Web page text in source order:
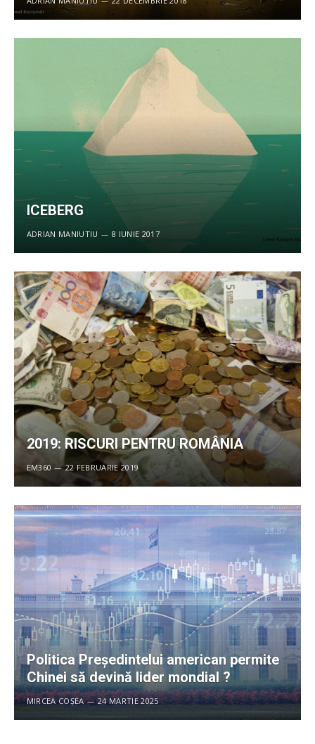
ICEBERG
ADRIAN MANIUTIU 8 IUNIE 2017
2019: RISCURI PENTRU ROMÂNIA
EM360 22 FEBRUARIE 2019
Politica Președintelui american permite
Chinei să devină lider mondial ?
MIRCEA COȘEA 24 MARTIE 2025